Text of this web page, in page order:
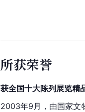
所获荣誉
获全国十大陈列展览精
2003年9月，由国家文